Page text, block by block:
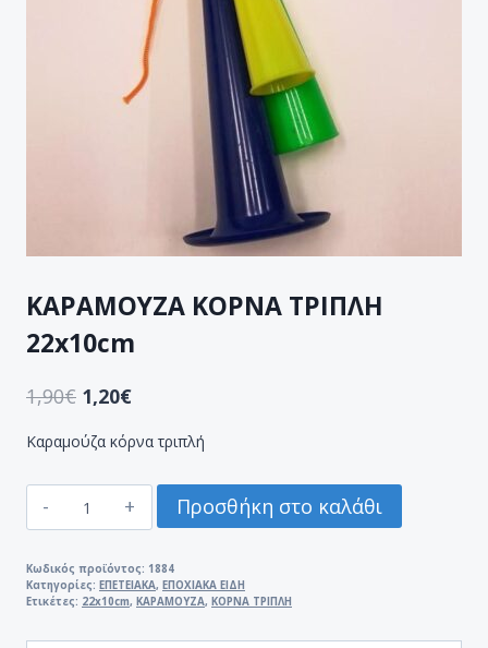
ΚΑΡΑΜΟΥΖA ΚΟΡΝΑ ΤΡΙΠΛΗ
22x10cm
1,90€ 1,20€
Καραμούζα κόρνα τριπλή
ΚΟΡΝΑ
22x10cm
ποσότητα
Προσθήκη στο καλάθι
Κωδικός προϊόντος: 1884
Κατηγορίες: ΕΠΕΤΕΙΑΚΑ, ΕΠΟΧΙΑΚΑ ΕΙΔΗ
Ετικέτες: 22x10cm, ΚΑΡΑΜΟΥΖA, ΚΟΡΝΑ ΤΡΙΠΛΗ